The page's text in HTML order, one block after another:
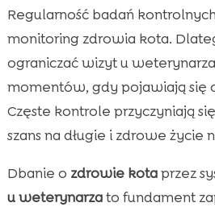
Regularność badań
monitoring zdrowia kota.
ograniczać wizyt u
momentów, gdy pojawiają się
Częste kontrole przyczyniają
szans na długie i zdrowe życie
Dbanie o zdrowie kotaprzez
u weterynarzato fundament